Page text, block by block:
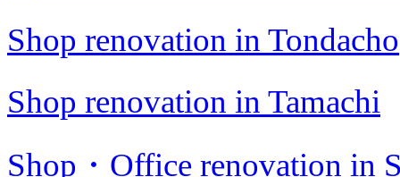
Shop renovation in Tondacho
Shop renovation in Tamachi
Shop・Office renovation in